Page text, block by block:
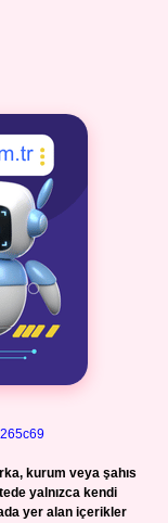
kurum veya şahıs
yalnızca kendi
yer alan içerikler